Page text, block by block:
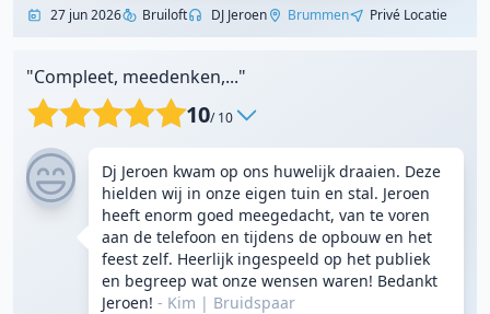
27 jun 2026 Bruiloft DJ Jeroen Brummen Privé Locatie
"Compleet, meedenken,..."
10/ 10
Dj Jeroen kwam op ons huwelijk draaien. Deze
hielden wij in onze eigen tuin en stal. Jeroen
heeft enorm goed meegedacht, van te voren
aan de telefoon en tijdens de opbouw en het
feest zelf. Heerlijk ingespeeld op het publiek
en begreep wat onze wensen waren! Bedankt
Jeroen! - Kim | Bruidspaar